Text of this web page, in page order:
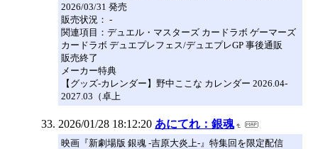
2026/03/31 発売
販売状況： -
関連項目：デュエル・マスターズ カードラボ ゲーマーズ
カードラボ デュエプレフェス/デュエプレGP 事後通販
販売終了
メーカー特典
【グッズ-カレンダー】野中ここな カレンダー 2026.04-
2027.03（卓上
2026/01/28 18:12:20 あにてれ：銀魂
映画『新劇場版 銀魂 -吉原大炎上-』特集回を限定配信